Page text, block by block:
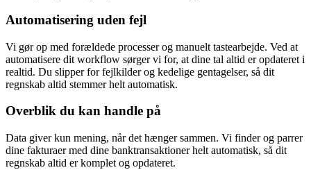
Automatisering uden fejl
Vi gør op med forældede processer og manuelt tastearbejde. Ved at
automatisere dit workflow sørger vi for, at dine tal altid er opdateret i
realtid. Du slipper for fejlkilder og kedelige gentagelser, så dit
regnskab altid stemmer helt automatisk.
Overblik du kan handle på
Data giver kun mening, når det hænger sammen. Vi finder og parrer
dine fakturaer med dine banktransaktioner helt automatisk, så dit
regnskab altid er komplet og opdateret.